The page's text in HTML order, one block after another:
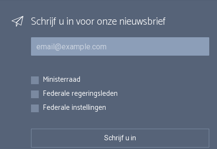
Schrijf u in voor onze nieuwsbrief
E-mail
Inschrijvingen
Ministerraad
Federale regeringsleden
Federale instellingen